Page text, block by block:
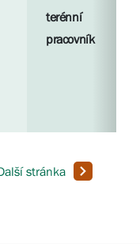
terénní
pracovník